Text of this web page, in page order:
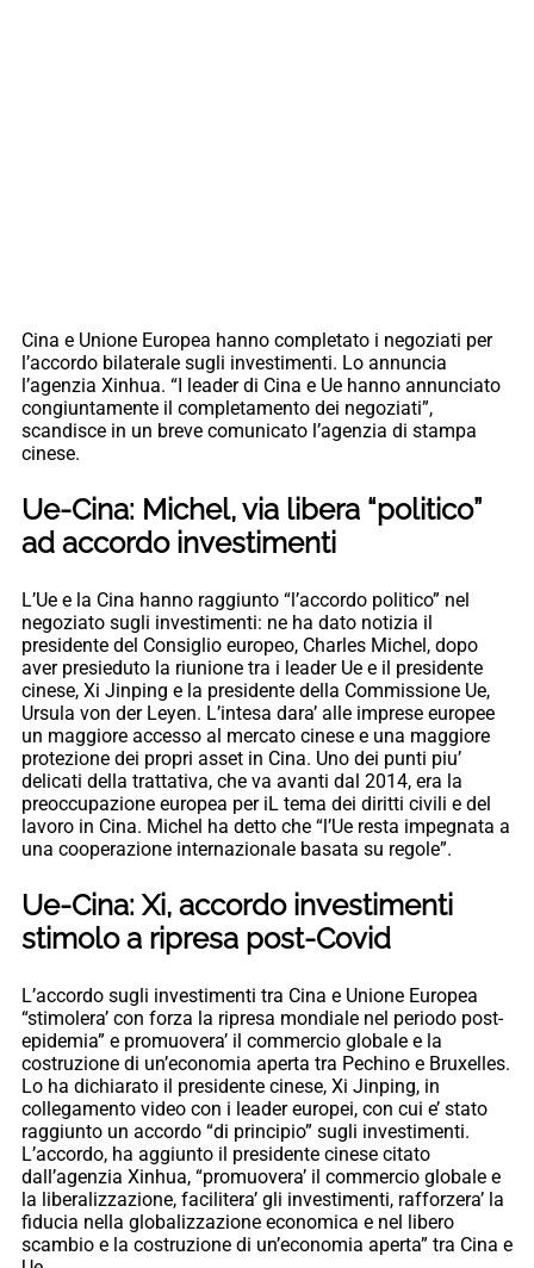
Cina e Unione Europea hanno completato i negoziati per
l’accordo bilaterale sugli investimenti. Lo annuncia
l’agenzia Xinhua. “I leader di Cina e Ue hanno annunciato
congiuntamente il completamento dei negoziati”,
scandisce in un breve comunicato l’agenzia di stampa
cinese.
Ue-Cina: Michel, via libera “politico”
ad accordo investimenti
L’Ue e la Cina hanno raggiunto “l’accordo politico” nel
negoziato sugli investimenti: ne ha dato notizia il
presidente del Consiglio europeo, Charles Michel, dopo
aver presieduto la riunione tra i leader Ue e il presidente
cinese, Xi Jinping e la presidente della Commissione Ue,
Ursula von der Leyen. L’intesa dara’ alle imprese europee
un maggiore accesso al mercato cinese e una maggiore
protezione dei propri asset in Cina. Uno dei punti piu’
delicati della trattativa, che va avanti dal 2014, era la
preoccupazione europea per iL tema dei diritti civili e del
lavoro in Cina. Michel ha detto che “l’Ue resta impegnata a
una cooperazione internazionale basata su regole”.
Ue-Cina: Xi, accordo investimenti
stimolo a ripresa post-Covid
L’accordo sugli investimenti tra Cina e Unione Europea
“stimolera’ con forza la ripresa mondiale nel periodo post-
epidemia” e promuovera’ il commercio globale e la
costruzione di un’economia aperta tra Pechino e Bruxelles.
Lo ha dichiarato il presidente cinese, Xi Jinping, in
collegamento video con i leader europei, con cui e’ stato
raggiunto un accordo “di principio” sugli investimenti.
L’accordo, ha aggiunto il presidente cinese citato
dall’agenzia Xinhua, “promuovera’ il commercio globale e
la liberalizzazione, facilitera’ gli investimenti, rafforzera’ la
fiducia nella globalizzazione economica e nel libero
scambio e la costruzione di un’economia aperta” tra Cina e